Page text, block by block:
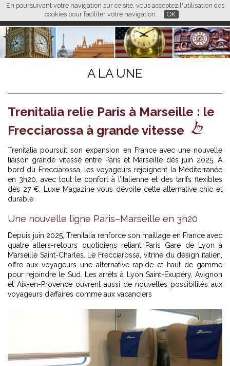
En poursuivant votre navigation sur ce site, vous acceptez l'utilisation des
cookies pour faciliter votre navigation.
OK
FR EN CN
L M
A LA UNE
Trenitalia relie Paris à Marseille : le
Frecciarossa à grande vitesse
Trenitalia poursuit son expansion en France avec une nouvelle
liaison grande vitesse entre Paris et Marseille dès juin 2025. À
bord du Frecciarossa, les voyageurs rejoignent la Méditerranée
en 3h20, avec tout le confort à l’italienne et des tarifs flexibles
dès 27 €. Luxe Magazine vous dévoile cette alternative chic et
durable.
Une nouvelle ligne Paris–Marseille en 3h20
Depuis juin 2025, Trenitalia renforce son maillage en France avec
quatre allers-retours quotidiens reliant Paris Gare de Lyon à
Marseille Saint-Charles. Le Frecciarossa, vitrine du design italien,
offre aux voyageurs une alternative rapide et haut de gamme
pour rejoindre le Sud. Les arrêts à Lyon Saint-Exupéry, Avignon
et Aix-en-Provence ouvrent aussi de nouvelles possibilités aux
voyageurs d’affaires comme aux vacanciers